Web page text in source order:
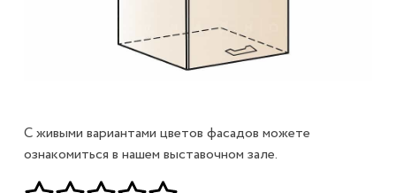
С живыми вариантами цветов фасадов можете
ознакомиться в нашем выставочном зале.